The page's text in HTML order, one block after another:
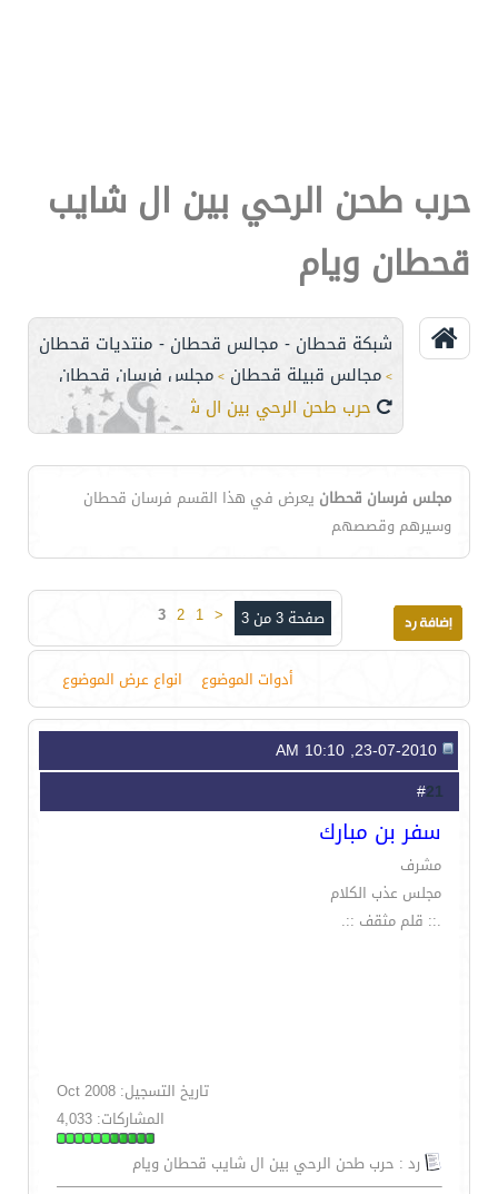
حرب طحن الرحي بين ال شايب
قحطان ويام
شبكة قحطان - مجالس قحطان - منتديات قحطان
> مجالس قبيلة قحطان > مجلس فرسان قحطان
حرب طحن الرحي بين ال شايب قحطان ويام
مجلس فرسان قحطان يعرض في هذا القسم فرسان قحطان
وسيرهم وقصصهم
صفحة 3 من 3 <
1
2
3
أدوات الموضوع انواع عرض الموضوع
21
سفر بن مبارك
مشرف
مجلس عذب الكلام
.:: قلم مثقف ::.
تاريخ التسجيل: Oct 2008
المشاركات: 4,033
رد : حرب طحن الرحي بين ال شايب قحطان ويام